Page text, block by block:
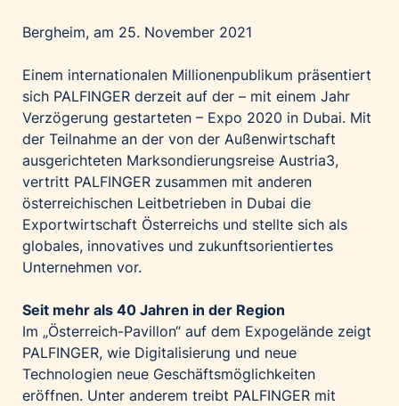
Tante Fanny
Vollpension
win2day
Wolt
Kontakt
Bergheim, am 25. November 2021
Einem internationalen Millionenpublikum präsentiert
sich PALFINGER derzeit auf der – mit einem Jahr
Verzögerung gestarteten – Expo 2020 in Dubai. Mit
der Teilnahme an der von der Außenwirtschaft
ausgerichteten Marksondierungsreise Austria3,
vertritt PALFINGER zusammen mit anderen
österreichischen Leitbetrieben in Dubai die
Exportwirtschaft Österreichs und stellte sich als
globales, innovatives und zukunftsorientiertes
Unternehmen vor.
Seit mehr als 40 Jahren in der Region
Im „Österreich-Pavillon“ auf dem Expogelände zeigt
PALFINGER, wie Digitalisierung und neue
Technologien neue Geschäftsmöglichkeiten
eröffnen. Unter anderem treibt PALFINGER mit